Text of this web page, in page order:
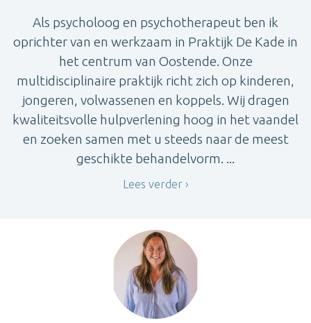
Als psycholoog en psychotherapeut ben ik
oprichter van en werkzaam in Praktijk De Kade in
het centrum van Oostende. Onze
multidisciplinaire praktijk richt zich op kinderen,
jongeren, volwassenen en koppels. Wij dragen
kwaliteitsvolle hulpverlening hoog in het vaandel
en zoeken samen met u steeds naar de meest
geschikte behandelvorm. ...
Lees verder